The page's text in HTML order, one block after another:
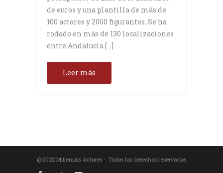
de euros y una plantilla de más de
100 actores y 2000 figurantes. Se ha
rodado en más de 130 localizaciones
entre Andalucía […]
Leer más
@2022 Millenials Actores - Todos los derechos reservados